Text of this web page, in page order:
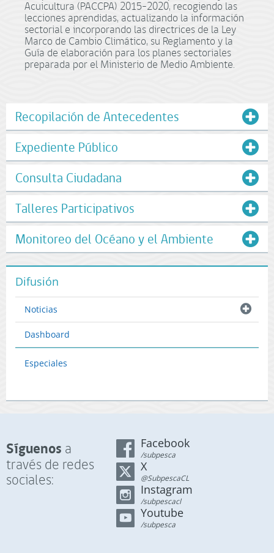
Acuicultura (PACCPA) 2015-2020, recogiendo las
lecciones aprendidas, actualizando la información
sectorial e incorporando las directrices de la Ley
Marco de Cambio Climático, su Reglamento y la
Guía de elaboración para los planes sectoriales
preparada por el Ministerio de Medio Ambiente.
Recopilación de Antecedentes
Expediente Público
Consulta Ciudadana
Talleres Participativos
Monitoreo del Océano y el Ambiente
Difusión
Noticias
Dashboard
Especiales
Síguenos a
través de redes
sociales:
Facebook
/subpesca
X
@SubpescaCL
Instagram
/subpescacl
Youtube
/subpesca